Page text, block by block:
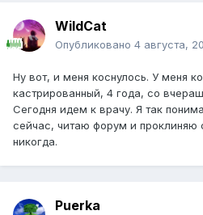
WildCat
Опубликовано 4 августа,
Ну вот, и меня коснулось. У меня
кастрированный, 4 года, со
Сегодня идем к врачу. Я так
сейчас, читаю форум и проклиняю
никогда.
Puerka